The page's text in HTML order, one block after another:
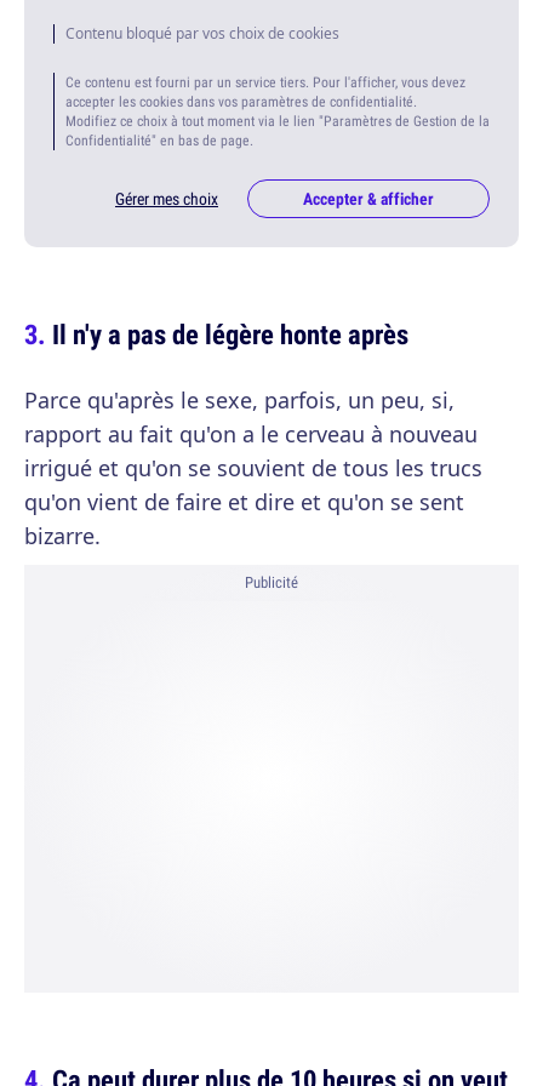
Contenu bloqué par vos choix de cookies
Ce contenu est fourni par un service tiers. Pour l'afficher, vous devez
accepter les cookies dans vos paramètres de confidentialité.
Modifiez ce choix à tout moment via le lien "Paramètres de Gestion de la
Confidentialité" en bas de page.
Gérer mes choix Accepter & afficher
Il n'y a pas de légère honte après
Parce qu'après le sexe, parfois, un peu, si,
rapport au fait qu'on a le cerveau à nouveau
irrigué et qu'on se souvient de tous les trucs
qu'on vient de faire et dire et qu'on se sent
bizarre.
Publicité